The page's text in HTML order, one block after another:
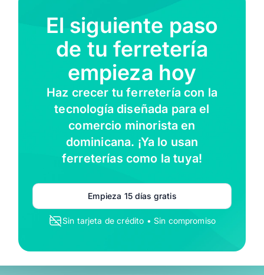
El siguiente paso
de tu ferretería
empieza hoy
Haz crecer tu ferretería con la
tecnología diseñada para el
comercio minorista en
dominicana. ¡Ya lo usan
ferreterías como la tuya!
Empieza 15 días gratis
Sin tarjeta de crédito • Sin compromiso